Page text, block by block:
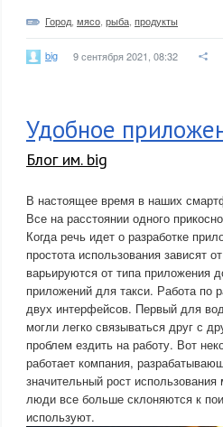
Город, мясо, рыба, продукты
big 9 сентября 2021, 08:32
Удобное
Блог им. big
В настоящее время в наших
Все на расстоянии одного
Когда речь идет о разработке
простота использования зависят
варьируются от типа приложения
приложений для такси. Работа по
двух интерфейсов. Первый для
могли легко связываться друг с
проблем ездить на работу. Вот
работает компания,
значительный рост
люди все больше склоняются к
используют.